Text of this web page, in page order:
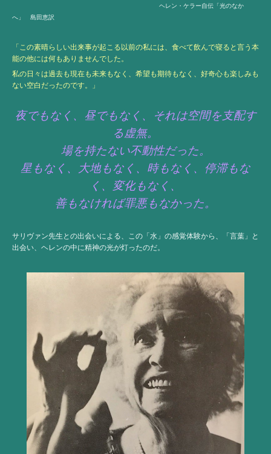
ヘレン・ケラー自伝「光のなか
へ」 島田恵訳
「この素晴らしい出来事が起こる以前の私には、食べて飲んで寝ると言う本
能の他には何もありませんでした。
私の日々は過去も現在も未来もなく、希望も期待もなく、好奇心も楽しみも
ない空白だったのです。」
夜でもなく、昼でもなく、それは空間を支配す
る虚無。
場を持たない不動性だった。
星もなく、大地もなく、時もなく、停滞もな
く、変化もなく、
善もなければ罪悪もなかった。
サリヴァン先生との出会いによる、この「水」の感覚体験から、「言葉」と
出会い、ヘレンの中に精神の光が灯ったのだ。